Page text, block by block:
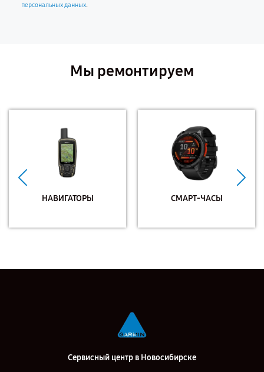
персональных данных.
Мы ремонтируем
НАВИГАТОРЫ СМАРТ-ЧАСЫ
Сервисный центр в Новосибирске